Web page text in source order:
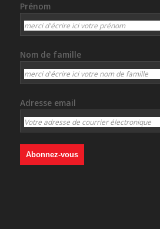
Prénom
Nom de famille
Adresse email